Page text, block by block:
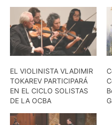
EL VIOLINISTA VLADIMIR
TOKAREV PARTICIPARÁ
EN EL CICLO SOLISTAS
DE LA OCBA